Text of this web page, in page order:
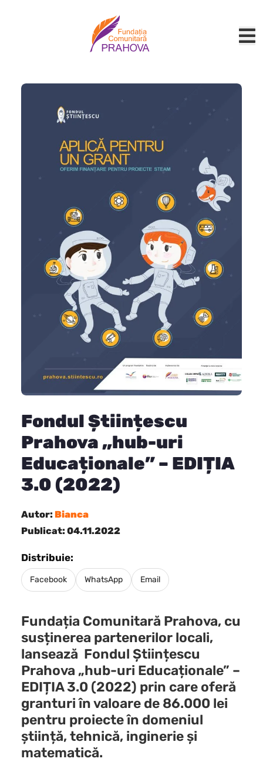
Fondul Științescu
Prahova „hub-uri
Educaționale” – EDIȚIA
3.0 (2022)
Autor: Bianca
Publicat: 04.11.2022
Distribuie:
Facebook WhatsApp Email
Fundația Comunitară Prahova, cu
susținerea partenerilor locali,
lansează Fondul Științescu
Prahova „hub-uri Educaționale” –
EDIȚIA 3.0 (2022) prin care oferă
granturi în valoare de 86.000 lei
pentru proiecte în domeniul
știință, tehnică, inginerie și
matematică.